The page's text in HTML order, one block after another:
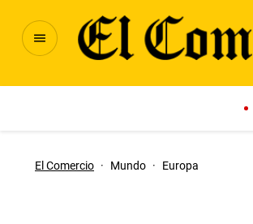
El Comercio · Mundo · Europa